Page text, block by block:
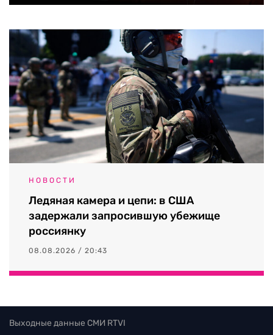
НОВОСТИ
Ледяная камера и цепи: в США
задержали запросившую убежище
россиянку
08.08.2026 / 20:43
Выходные данные СМИ RTVI